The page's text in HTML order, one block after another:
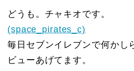
どうも。チャキオです。
(space_pirates_c)
毎日セブンイレブンで何かし
ビューあげてます。